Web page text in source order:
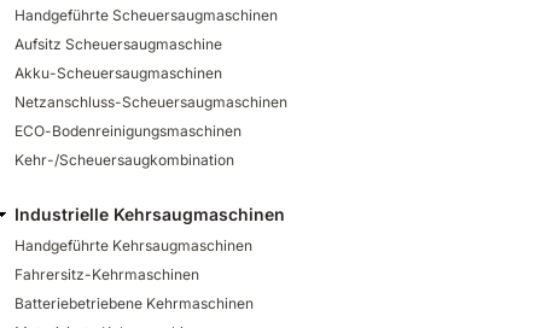
Handgeführte Scheuersaugmaschinen
Aufsitz Scheuersaugmaschine
Akku-Scheuersaugmaschinen
Netzanschluss-Scheuersaugmaschinen
ECO-Bodenreinigungsmaschinen
Kehr-/Scheuersaugkombination
Industrielle Kehrsaugmaschinen
Handgeführte Kehrsaugmaschinen
Fahrersitz-Kehrmaschinen
Batteriebetriebene Kehrmaschinen